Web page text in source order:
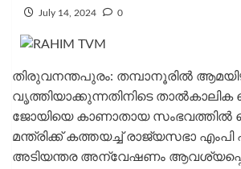
July 14, 2024 0
തിരുവനന്തപുരം: തമ്പാനൂരില്‍
വൃത്തിയാക്കുന്നതിനിടെ താല്‍കാലിക
ജോയിയെ കാണാതായ സംഭവത്തില്‍
മന്ത്രിക്ക് കത്തയച്ച് രാജ്യസഭാ എംപി
അടിയന്തര അന്വേഷണം